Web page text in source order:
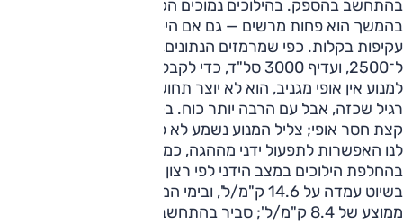
בהתחשב בהספק. בהילוכים נמוכים הכוח מאוד מורגש, אך
בהמשך הוא פחות מרשים — גם אם היכולת ישנה ומאפשרת
עקיפות בקלות. כפי שמרמזים הנתונים, צריך לדאוג להיות מעל
ל־2500, ועדיף 3000 סל"ד, כדי לקבל את הדחיפה המצופה.
למנוע אין אופי מגניב, הוא לא יוצר תחושה ספורטיבית, ויש לו אופי
רגיל שכזה, אבל עם הרבה יותר כוח. בקיצור, הוא טוב גם אם
קצת חסר אופי; צליל המנוע נשמע לא פעם קצת־עסוק. חסרה
לנו האפשרות לתפעול ידני מההגה, כמו גם עצמאות מלאה
בהחלפת הילוכים במצב הידני לפי רצון הנהג. צריכת הדלק
בשיוט עמדה על 14.6 ק"מ/ל', ובימי המבחן הזריזים־משהו נרשם
ממוצע של 8.4 ק"מ/ל'; סביר בהתחשב בקצב הנהיגה הגבוה.